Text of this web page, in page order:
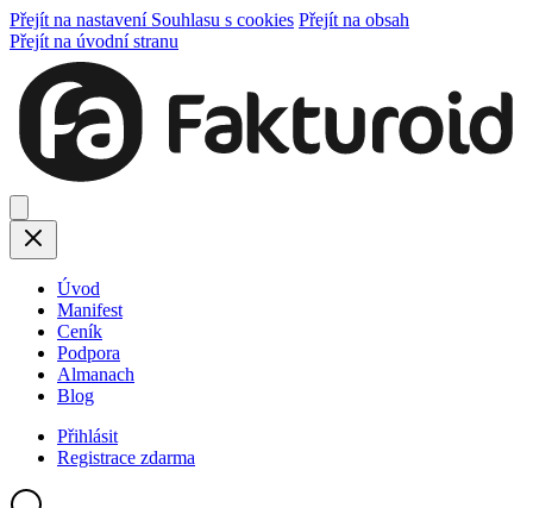
Přejít na nastavení Souhlasu s cookies Přejít na obsah
Přejít na úvodní stranu
Úvod
Manifest
Ceník
Podpora
Almanach
Blog
Přihlásit
Registrace zdarma